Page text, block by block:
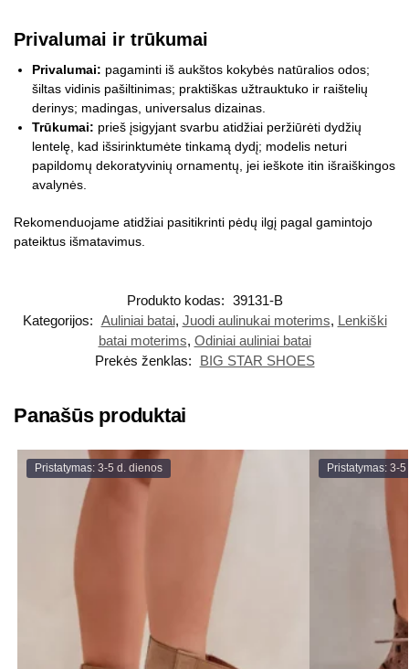
Privalumai ir trūkumai
Privalumai: pagaminti iš aukštos kokybės natūralios odos;
šiltas vidinis pašiltinimas; praktiškas užtrauktuko ir raištelių
derinys; madingas, universalus dizainas.
Trūkumai: prieš įsigyjant svarbu atidžiai peržiūrėti dydžių
lentelę, kad išsirinktumėte tinkamą dydį; modelis neturi
papildomų dekoratyvinių ornamentų, jei ieškote itin išraiškingos
avalynės.
Rekomenduojame atidžiai pasitikrinti pėdų ilgį pagal gamintojo
pateiktus išmatavimus.
Produkto kodas: 39131-B
Kategorijos: Auliniai batai, Juodi aulinukai moterims, Lenkiški
batai moterims, Odiniai auliniai batai
Prekės ženklas:
BIG STAR SHOES
Panašūs produktai
Pristatymas: 3-5 d. dienos Pristatymas: 3-